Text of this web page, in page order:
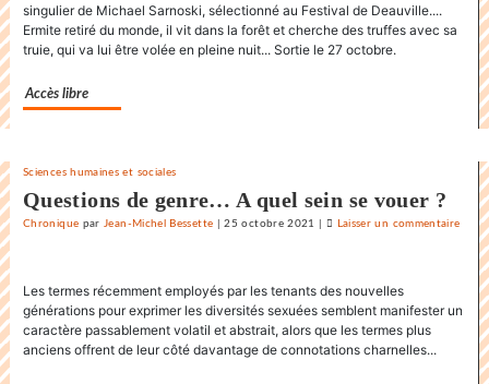
du
«
singulier de Michael Sarnoski, sélectionné au Festival de Deauville....
Ermite retiré du monde, il vit dans la forêt et cherche des truffes avec sa
truie, qui va lui être volée en pleine nuit... Sortie le 27 octobre.
Accès libre
Sciences humaines et sociales
Questions de genre… A quel sein se vouer ?
Chronique par Jean-Michel Bessette |25 octobre 2021 Laisser un commentaire
du
Les termes récemment employés par les tenants des nouvelles
générations pour exprimer les diversités sexuées semblent manifester un
caractère passablement volatil et abstrait, alors que les termes plus
anciens offrent de leur côté davantage de connotations charnelles...